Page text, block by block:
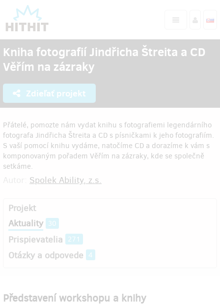
Kniha fotografií Jindřicha Štreita a CD
Věřím na zázraky
Zdieľať projekt
Přátelé, pomozte nám vydat knihu s fotografiemi legendárního
fotografa Jindřicha Štreita a CD s písničkami k jeho fotografiím.
S vaší pomocí knihu vydáme, natočíme CD a dorazíme k vám s
komponovaným pořadem Věřím na zázraky, kde se společně
setkáme.
Spolek Ability, z.s.
Projekt
Aktuality 30
Prispievatelia 271
Otázky a odpovede 4
Představení workshopu a knihy